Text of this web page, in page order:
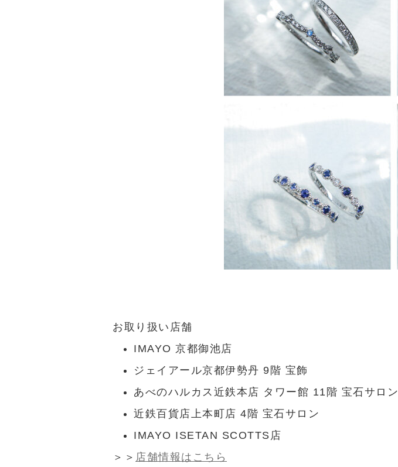
お取り扱い店舗
IMAYO 京都御池店
ジェイアール京都伊勢丹 9階 宝飾
あべのハルカス近鉄本店 タワー館 11階 宝石サロン
近鉄百貨店上本町店 4階 宝石サロン
IMAYO ISETAN SCOTTS店
＞＞ 店舗情報はこちら